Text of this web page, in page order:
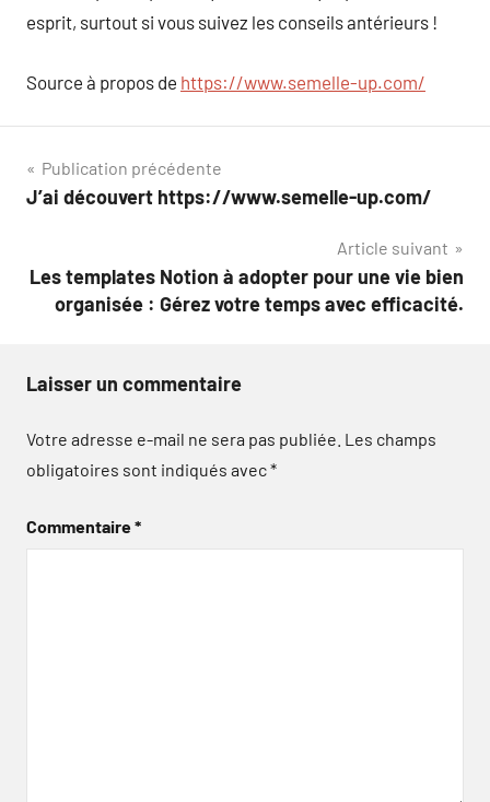
esprit, surtout si vous suivez les conseils antérieurs !
Source à propos de https://www.semelle-up.com/
Navigation
de
Publication précédente
J’ai découvert https://www.semelle-up.com/
Article suivant
Les templates Notion à adopter pour une vie bien
organisée : Gérez votre temps avec efficacité.
Laisser un commentaire
Votre adresse e-mail ne sera pas publiée. Les champs
obligatoires sont indiqués avec*
Commentaire*